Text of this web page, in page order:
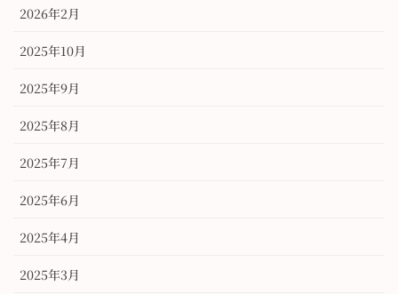
2026年2月
2025年10月
2025年9月
2025年8月
2025年7月
2025年6月
2025年4月
2025年3月